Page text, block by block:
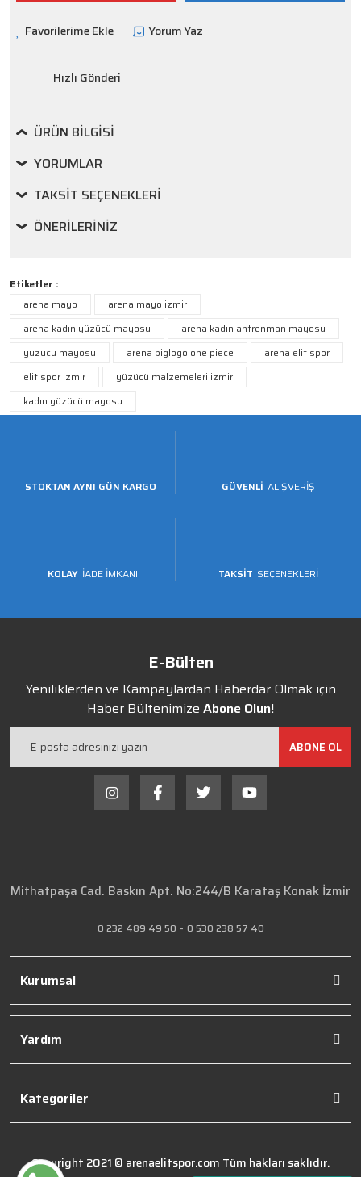
Yorum Yaz
Hızlı Gönderi
ÜRÜN BILGISI
YORUMLAR
TAKSIT SEÇENEKLERI
ÖNERILERINIZ
Etiketler :
arena mayo
arena mayo izmir
arena kadın yüzücü mayosu
arena kadın antrenman mayosu
yüzücü mayosu
arena biglogo one piece
arena elit spor
elit spor izmir
yüzücü malzemeleri izmir
kadın yüzücü mayosu
STOKTAN AYNI GÜN KARGO GÜVENLİ ALIŞVERİŞ
KOLAY İADE İMKANI TAKSİT SEÇENEKLERİ
E-Bülten
Yeniliklerden ve Kampaylardan Haberdar Olmak için
Haber Bültenimize Abone Olun!
ABONE OL
Mithatpaşa Cad. Baskın Apt. No:244/B Karataş Konak İzmir
0 232 489 49 50 - 0 530 238 57 40
Kurumsal
Yardım
Kategoriler
Copyright 2021 © arenaelitspor.com Tüm hakları saklıdır.